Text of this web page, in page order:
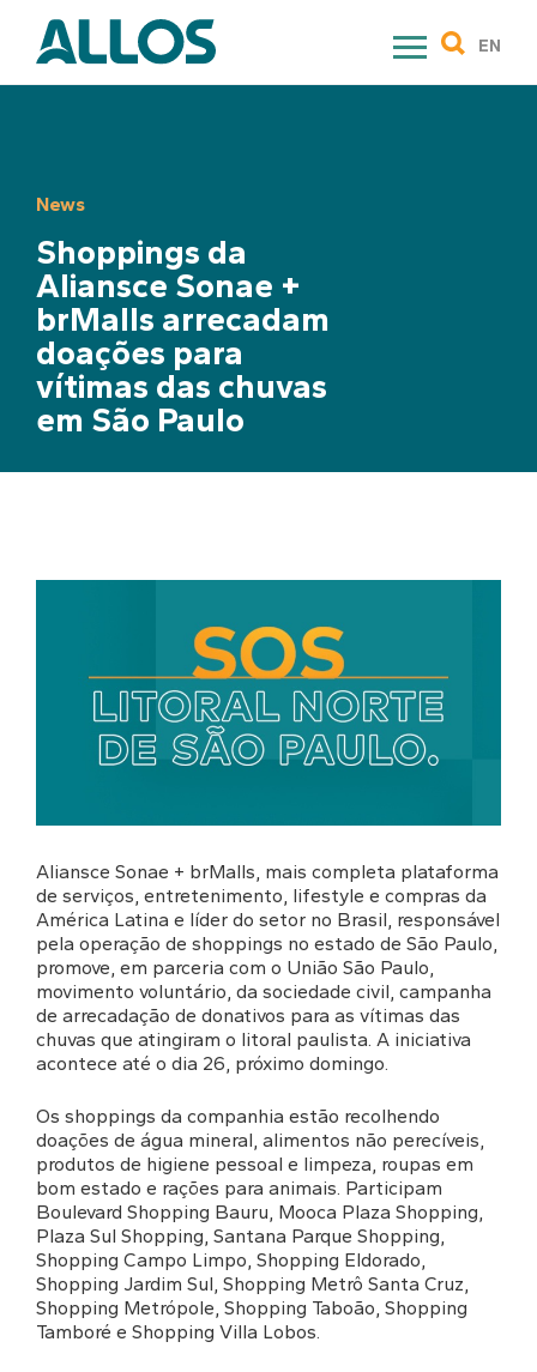
content
EN
News
Shoppings da
Aliansce Sonae +
brMalls arrecadam
doações para
vítimas das chuvas
em São Paulo
Aliansce Sonae + brMalls, mais completa plataforma
de serviços, entretenimento, lifestyle e compras da
América Latina e líder do setor no Brasil, responsável
pela operação de shoppings no estado de São Paulo,
promove, em parceria com o União São Paulo,
movimento voluntário, da sociedade civil, campanha
de arrecadação de donativos para as vítimas das
chuvas que atingiram o litoral paulista. A iniciativa
acontece até o dia 26, próximo domingo.
Os shoppings da companhia estão recolhendo
doações de água mineral, alimentos não perecíveis,
produtos de higiene pessoal e limpeza, roupas em
bom estado e rações para animais. Participam
Boulevard Shopping Bauru, Mooca Plaza Shopping,
Plaza Sul Shopping, Santana Parque Shopping,
Shopping Campo Limpo, Shopping Eldorado,
Shopping Jardim Sul, Shopping Metrô Santa Cruz,
Shopping Metrópole, Shopping Taboão, Shopping
Tamboré e Shopping Villa Lobos.